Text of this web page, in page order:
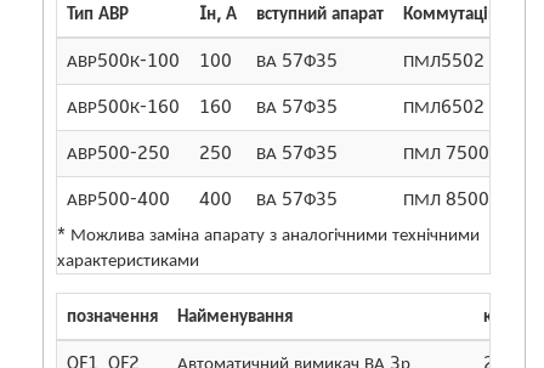
Тип АВР Iн, А вступний апарат Коммутаційне
АВР500К-100 100 ВА 57Ф35 ПМЛ5502 *
АВР500К-160 160 ВА 57Ф35 ПМЛ6502 *
АВР500-250 250 ВА 57Ф35 ПМЛ 7500 *
АВР500-400 400 ВА 57Ф35
ПМЛ 8500 *
* Можлива заміна апарату з аналогічними технічними
характеристиками
позначення Найменування